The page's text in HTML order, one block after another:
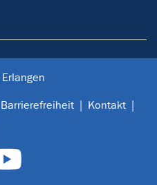
Barrierefreiheit
Kontakt